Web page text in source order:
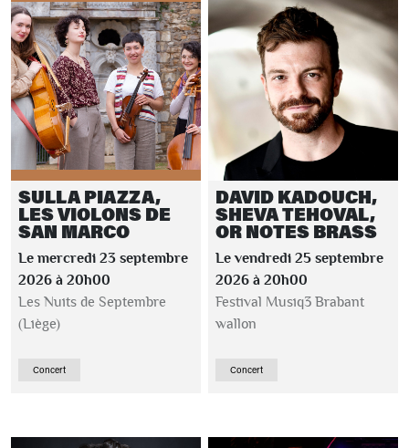
SULLA PIAZZA,
LES VIOLONS DE
SAN MARCO
Le mercredi 23 septembre
2026 à 20h00
Les Nuits de Septembre
(Liège)
Concert
DAVID KADOUCH,
SHEVA TEHOVAL,
OR NOTES BRASS
Le vendredi 25 septembre
2026 à 20h00
Festival Musiq3 Brabant
wallon
Concert